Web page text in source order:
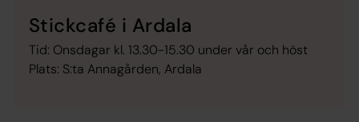
Stickcafé i Ardala
Tid: Onsdagar kl. 13.30-15.30 under vår och höst
Plats: S:ta Annagården, Ardala